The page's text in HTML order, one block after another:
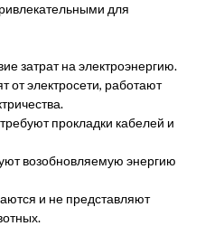
для
затрат на электроэнергию.
от электросети, работают
прокладки кабелей и
возобновляемую энергию
и не представляют